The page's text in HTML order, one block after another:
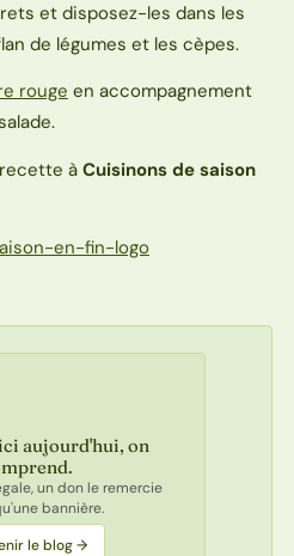
et disposez-les dans les
de légumes et les cèpes.
rouge en accompagnement
à Cuisinons de saison
aujourd'hui, on
un don le remercie
bannière.
le blog →